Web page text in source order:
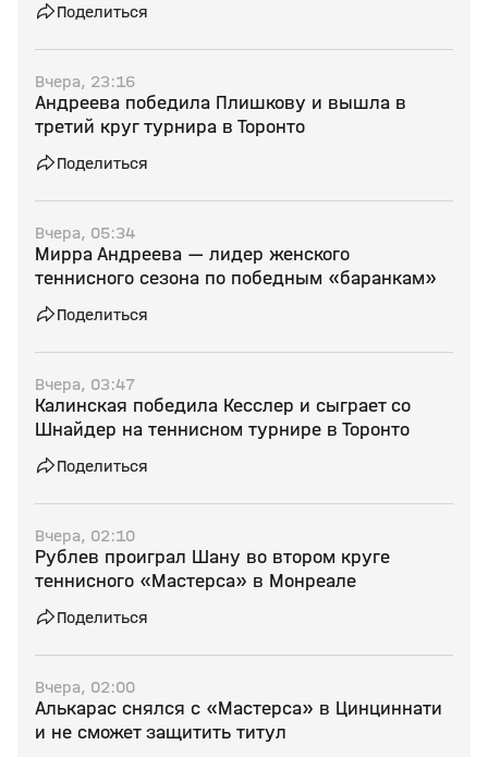
Поделиться
Вчера, 23:16
Андреева победила Плишкову и вышла в
третий круг турнира в Торонто
Поделиться
Вчера, 05:34
Мирра Андреева — лидер женского
теннисного сезона по победным «баранкам»
Поделиться
Вчера, 03:47
Калинская победила Кесслер и сыграет со
Шнайдер на теннисном турнире в Торонто
Поделиться
Вчера, 02:10
Рублев проиграл Шану во втором круге
теннисного «Мастерса» в Монреале
Поделиться
Вчера, 02:00
Алькарас снялся с «Мастерса» в Цинциннати
и не сможет защитить титул